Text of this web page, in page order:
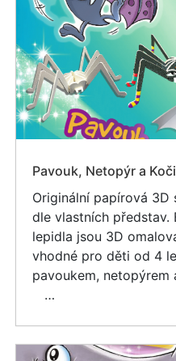
Pavouk, Netopýr a
Originální papírová
dle vlastních představ.
lepidla jsou 3D
vhodné pro děti od 4
pavoukem, netopýrem
…